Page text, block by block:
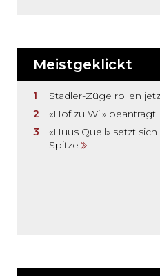
Meistgeklickt
Stadler-Züge rollen
«Hof zu Wil»
«Huus Quell» setzt
Spitze